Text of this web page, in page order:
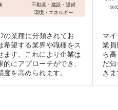
不動産・建設・設備
環境・エネルギー
の業種に分類されてお
希望する業界や職種をス
ます。これにより企業は
的にアプローチができ、
度を高められます。
マ
業員
ら
だ
きま